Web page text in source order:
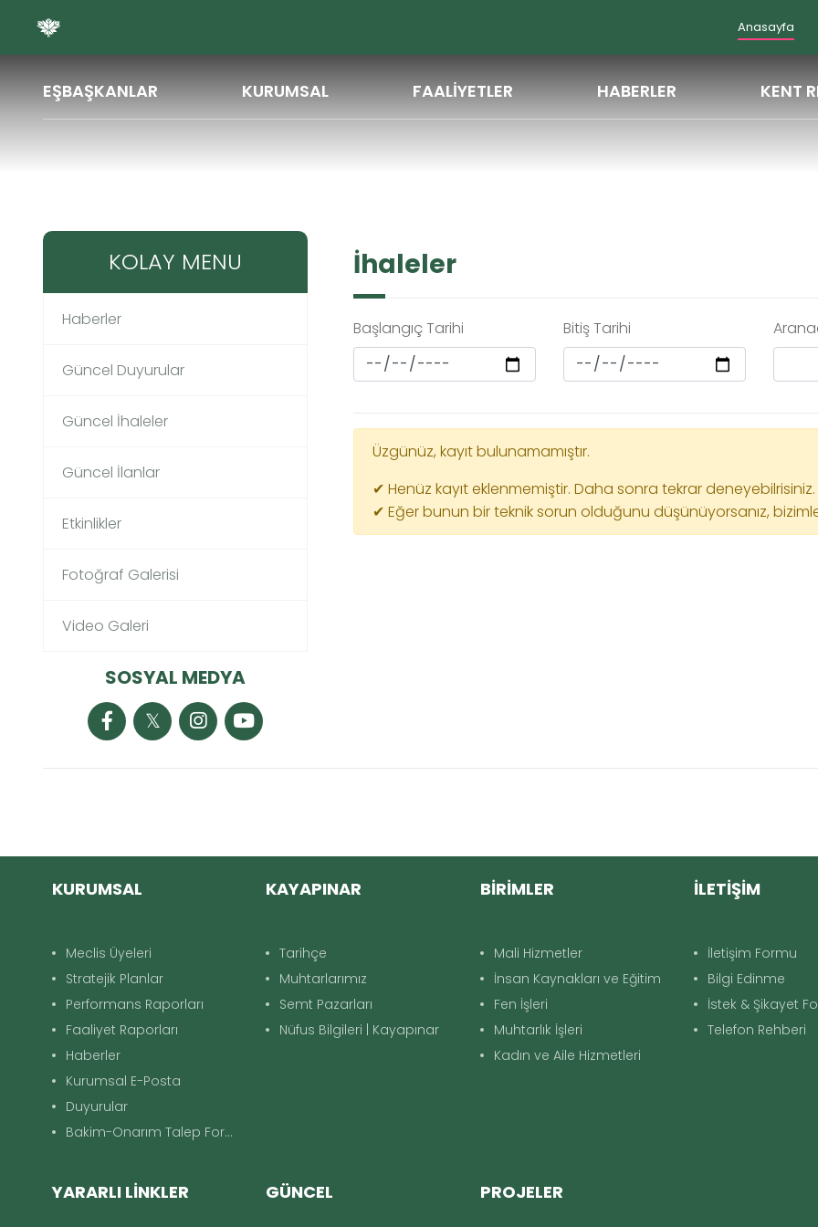
Anasayfa
EŞBAŞKANLAR KURUMSAL FAALİYETLER HABERLER KENT
KOLAY MENU
Haberler
Güncel Duyurular
Güncel İhaleler
Güncel İlanlar
Etkinlikler
Fotoğraf Galerisi
Video Galeri
SOSYAL MEDYA
𝕏
İhaleler
Başlangıç Tarihi Bitiş Tarihi
Üzgünüz, kayıt bulunamamıştır.
✔ Henüz kayıt eklenmemiştir. Daha sonra tekrar deneyebilrisiniz.
✔ Eğer bunun bir teknik sorun olduğunu düşünüyorsanız,
KURUMSAL
Meclis Üyeleri
Stratejik Planlar
Performans Raporları
Faaliyet Raporları
Haberler
Kurumsal E-Posta
Duyurular
Bakim-Onarım Talep Formu
KAYAPINAR
Tarihçe
Muhtarlarımız
Semt Pazarları
Nüfus Bilgileri | Kayapınar
BİRİMLER
Mali Hizmetler
İnsan Kaynakları ve Eğitim
Fen İşleri
Muhtarlık İşleri
Kadın ve Aile Hizmetleri
İLETİŞİM
İletişim Formu
Bilgi Edinme
İstek & Şikayet
Telefon Rehberi
YARARLI LİNKLER GÜNCEL PROJELER